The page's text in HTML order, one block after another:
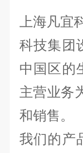
上海凡
科技集团
中国区的
主营业务
和销售。
我们的产